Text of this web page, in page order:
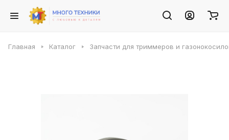
Главная Каталог Запчасти для триммеров и